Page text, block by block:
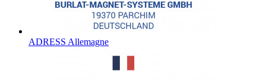
ADRESS Allemagne